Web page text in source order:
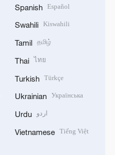
Spanish Español
Swahili Kiswahili
Tamil தமிழ்
Thai ไทย
Turkish Türkçe
Ukrainian Українська
Urdu اردو
Vietnamese Tiếng Việt